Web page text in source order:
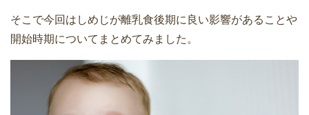
そこで今回はしめじが離乳食後期に良い影響があることや
開始時期についてまとめてみました。